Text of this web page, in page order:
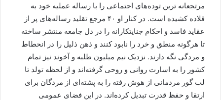
مرتجعانه ترین توده‌های اجتماعی را با رساله عملیه خود به
قلاده کشیده است. در کنار او ۴۰ مرجع تقلید رساله‌های پر از
عقاید فاسد و احکام جنایتکارانه را در دل جامعه منتشر ساخته
تا هرگونه منطق و خرد را نابود کنند و ذهن ذلیل را در انحطاط
و مردگی نگه دارند. نزدیک نیم میلیون طلبه و آخوند نیز تمام
کشور را به اسارت روانی و روحی گرفته‌اند و از لحظه تولد تا
لب گور مردمانی از هوش رفته را به پشته‌ای از مردگان برای
ارتقا و حفظ قدرت تبدیل کرده‌اند. در این فضای عمومی